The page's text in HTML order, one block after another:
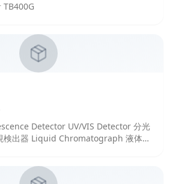
TB400G
Detector UV/VIS Detector 分光
検出器 Liquid Chromatograph 液体ク